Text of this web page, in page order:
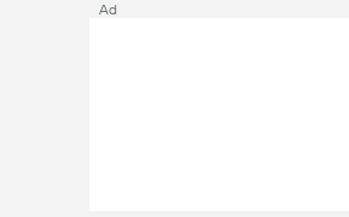
Ad